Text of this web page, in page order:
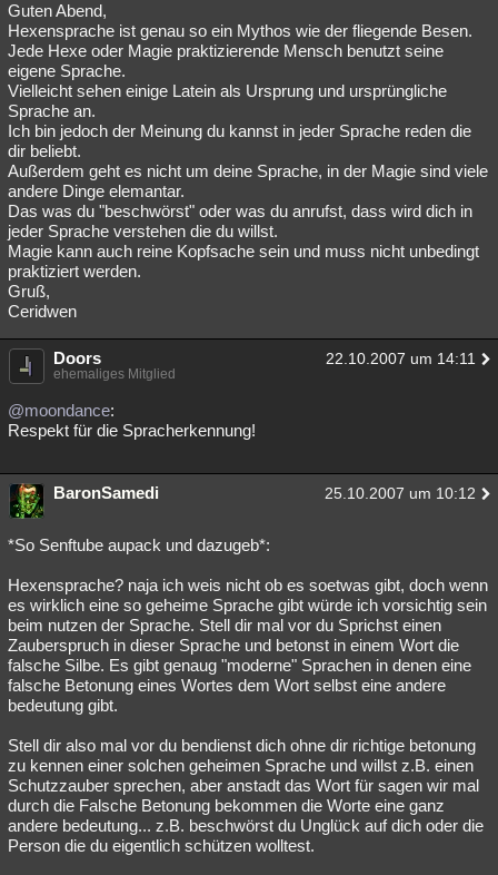
Guten Abend,
Hexensprache ist genau so ein Mythos wie der fliegende Besen.
Jede Hexe oder Magie praktizierende Mensch benutzt seine
eigene Sprache.
Vielleicht sehen einige Latein als Ursprung und ursprüngliche
Sprache an.
Ich bin jedoch der Meinung du kannst in jeder Sprache reden die
dir beliebt.
Außerdem geht es nicht um deine Sprache, in der Magie sind viele
andere Dinge elemantar.
Das was du "beschwörst" oder was du anrufst, dass wird dich in
jeder Sprache verstehen die du willst.
Magie kann auch reine Kopfsache sein und muss nicht unbedingt
praktiziert werden.
Gruß,
Ceridwen
Doors 22.10.2007 um 14:11
ehemaliges Mitglied
@moondance:
Respekt für die Spracherkennung!
BaronSamedi 25.10.2007 um 10:12
*So Senftube aupack und dazugeb*:
Hexensprache? naja ich weis nicht ob es soetwas gibt, doch wenn
es wirklich eine so geheime Sprache gibt würde ich vorsichtig sein
beim nutzen der Sprache. Stell dir mal vor du Sprichst einen
Zauberspruch in dieser Sprache und betonst in einem Wort die
falsche Silbe. Es gibt genaug "moderne" Sprachen in denen eine
falsche Betonung eines Wortes dem Wort selbst eine andere
bedeutung gibt.
Stell dir also mal vor du bendienst dich ohne dir richtige betonung
zu kennen einer solchen geheimen Sprache und willst z.B. einen
Schutzzauber sprechen, aber anstadt das Wort für sagen wir mal
durch die Falsche Betonung bekommen die Worte eine ganz
andere bedeutung... z.B. beschwörst du Unglück auf dich oder die
Person die du eigentlich schützen wolltest.